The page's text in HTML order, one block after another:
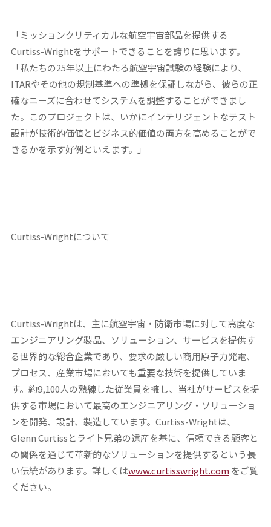
「ミッションクリティカルな航空宇宙部品を提供する
Curtiss-Wrightをサポートできることを誇りに思います。
「私たちの25年以上にわたる航空宇宙試験の経験により、
ITARやその他の規制基準への準拠を保証しながら、彼らの正
確なニーズに合わせてシステムを調整することができまし
た。このプロジェクトは、いかにインテリジェントなテスト
設計が技術的価値とビジネス的価値の両方を高めることがで
きるかを示す好例といえます。」
Curtiss-Wrightについて
Curtiss-Wrightは、主に航空宇宙・防衛市場に対して高度な
エンジニアリング製品、ソリューション、サービスを提供す
る世界的な総合企業であり、要求の厳しい商用原子力発電、
プロセス、産業市場においても重要な技術を提供していま
す。約9,100人の熟練した従業員を擁し、当社がサービスを提
供する市場において最高のエンジニアリング・ソリューショ
ンを開発、設計、製造しています。Curtiss-Wrightは、
Glenn Curtissとライト兄弟の遺産を基に、信頼できる顧客と
の関係を通じて革新的なソリューションを提供するという長
い伝統があります。詳しくはwww.curtisswright.com をご覧
ください。